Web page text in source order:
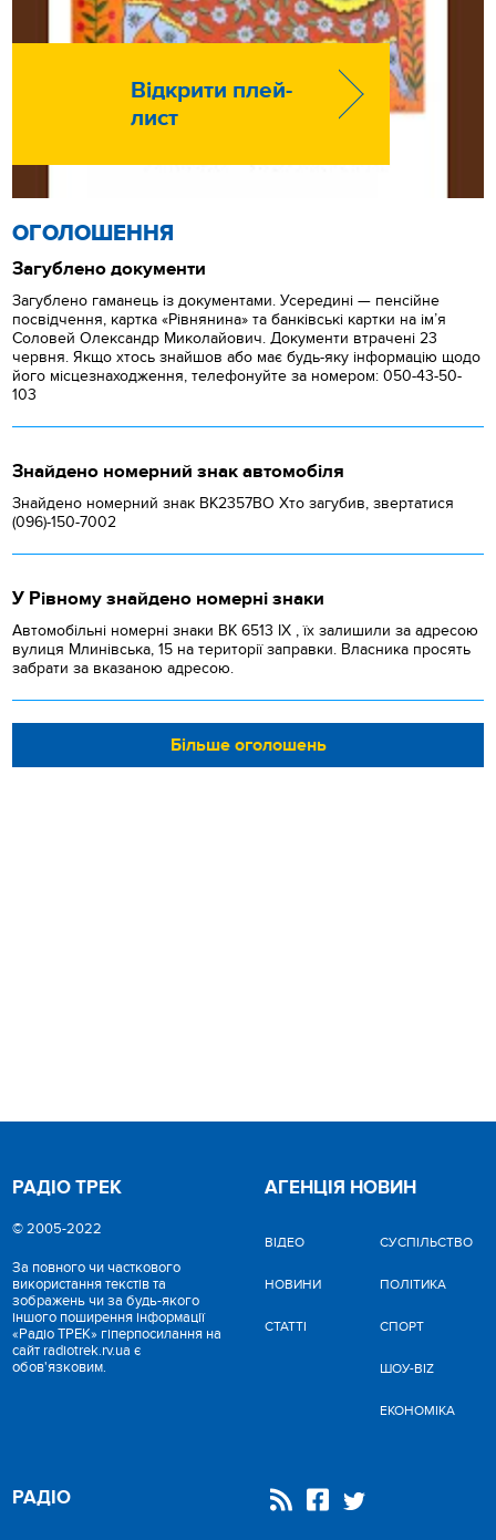
Відкрити плей-
лист
ОГОЛОШЕННЯ
Загублено документи
Загублено гаманець із документами. Усередині — пенсійне
посвідчення, картка «Рівнянина» та банківські картки на ім’я
Соловей Олександр Миколайович. Документи втрачені 23
червня. Якщо хтось знайшов або має будь-яку інформацію щодо
його місцезнаходження, телефонуйте за номером: 050-43-50-
103
Знайдено номерний знак автомобіля
Знайдено номерний знак ВК2357ВО Хто загубив, звертатися
(096)-150-7002
У Рівному знайдено номерні знаки
Автомобільні номерні знаки BK 6513 IX , їх залишили за адресою
вулиця Млинівська, 15 на території заправки. Власника просять
забрати за вказаною адресою.
Більше оголошень
РАДІО ТРЕК
© 2005-2022
За повного чи часткового
використання текстів та
зображень чи за будь-якого
іншого поширення інформації
«Радіо ТРЕК» гіперпосилання на
сайт radiotrek.rv.ua є
обов'язковим.
АГЕНЦІЯ НОВИН
ВІДЕО
НОВИНИ
СТАТТІ
CУСПІЛЬСТВО
ПОЛІТИКА
СПОРТ
ШОУ-BIZ
ЕКОНОМІКА
РАДІО